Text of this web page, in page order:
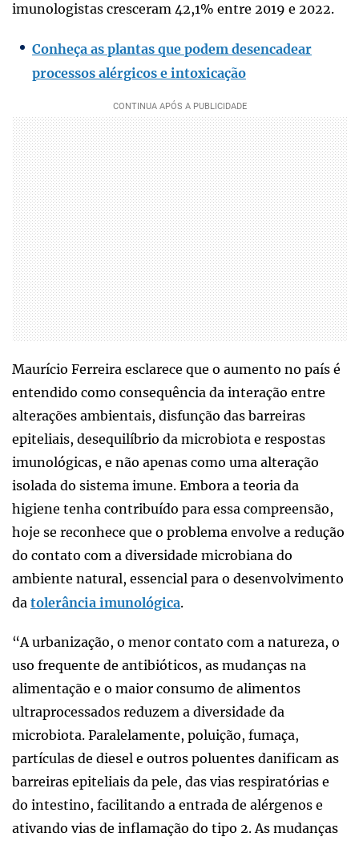
imunologistas cresceram 42,1% entre 2019 e 2022.
Conheça as plantas que podem desencadear
processos alérgicos e intoxicação
Maurício Ferreira esclarece que o aumento no país é
entendido como consequência da interação entre
alterações ambientais, disfunção das barreiras
epiteliais, desequilíbrio da microbiota e respostas
imunológicas, e não apenas como uma alteração
isolada do sistema imune. Embora a teoria da
higiene tenha contribuído para essa compreensão,
hoje se reconhece que o problema envolve a redução
do contato com a diversidade microbiana do
ambiente natural, essencial para o desenvolvimento
da tolerância imunológica.
“A urbanização, o menor contato com a natureza, o
uso frequente de antibióticos, as mudanças na
alimentação e o maior consumo de alimentos
ultraprocessados reduzem a diversidade da
microbiota. Paralelamente, poluição, fumaça,
partículas de diesel e outros poluentes danificam as
barreiras epiteliais da pele, das vias respiratórias e
do intestino, facilitando a entrada de alérgenos e
ativando vias de inflamação do tipo 2. As mudanças